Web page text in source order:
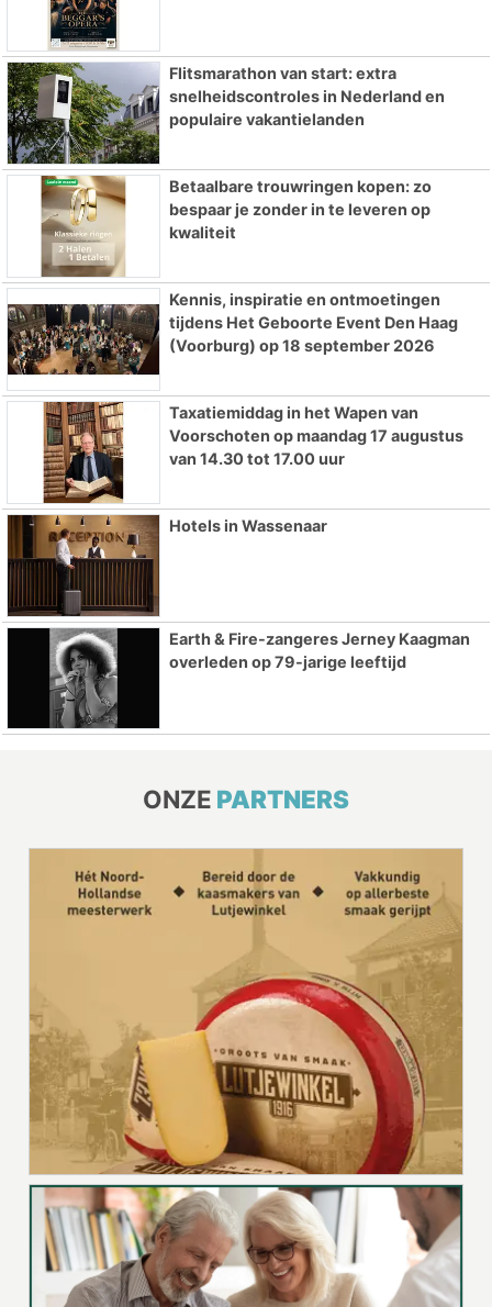
Flitsmarathon van start: extra
snelheidscontroles in Nederland en
populaire vakantielanden
Betaalbare trouwringen kopen: zo
bespaar je zonder in te leveren op
kwaliteit
Kennis, inspiratie en ontmoetingen
tijdens Het Geboorte Event Den Haag
(Voorburg) op 18 september 2026
Taxatiemiddag in het Wapen van
Voorschoten op maandag 17 augustus
van 14.30 tot 17.00 uur
Hotels in Wassenaar
Earth & Fire-zangeres Jerney Kaagman
overleden op 79-jarige leeftijd
ONZE PARTNERS